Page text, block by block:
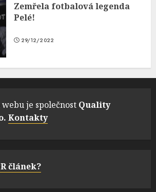
Zemřela fotbalová legenda
Pelé!
29/12/2022
je společnost Quality
Kontakty
článek?